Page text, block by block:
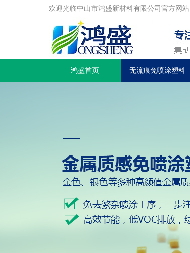
欢迎光临中山市鸿盛新材料有限公司官方网
鸿盛首页 无流痕免喷涂塑料